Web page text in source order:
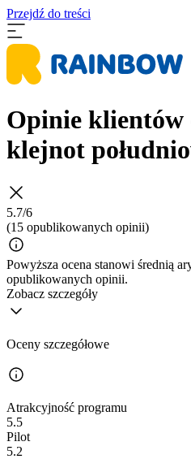
Przejdź do treści
Opinie klientów
klejnot
5.7/6
(15 opublikowanych opinii)
Powyższa ocena stanowi średnią
opublikowanych opinii.
Zobacz szczegóły
Oceny szczegółowe
Atrakcyjność programu
5.5
Pilot
5.2